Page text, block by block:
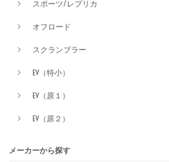
スポーツ/レプリカ
オフロード
スクランブラー
EV（特小）
EV（原１）
EV（原２）
メーカーから探す